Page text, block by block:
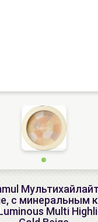
с минеральным
Multi